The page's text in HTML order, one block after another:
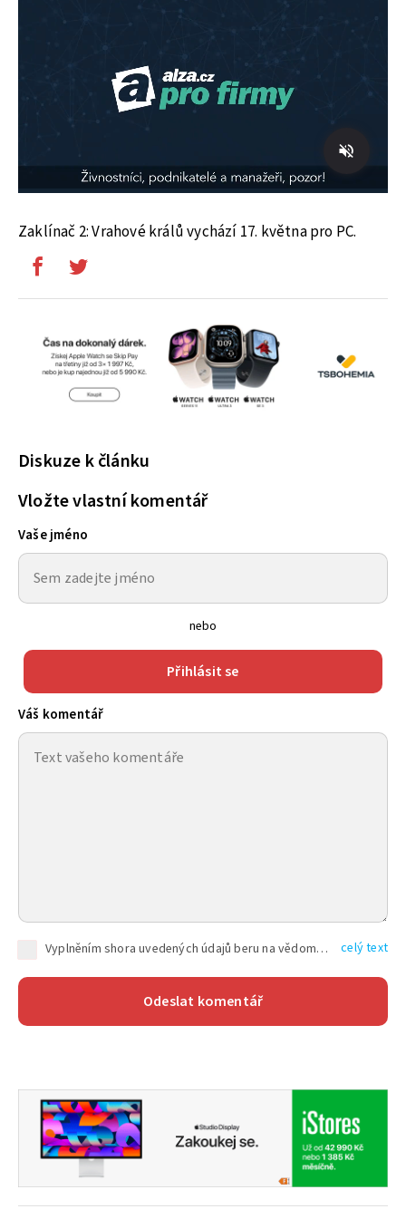
Zaklínač 2: Vrahové králů vychází 17. května pro PC.
Diskuze k článku
Vložte vlastní komentář
Vaše jméno
nebo
Přihlásit se
Váš komentář
Vyplněním shora uvedených údajů beru na vědomí, že společnost TEXT FACTORY s.r.o., sídlem Brno, Durďákova 336/29, Černá Pole, PSČ: 613 00, IČ: 06157831, zapsané u Krajského soudu v Brně, oddíl C, vložka 100399, bude zpracovávat mé osobní údaje uvedené v rámci mnou vyplněného registračního formuláře na základě oprávněných zájmů TEXT FACTORY s.r.o. dle čl. 6 odst. 1 písm. f) GDPR a pro splnění právních povinností (čl. 6 odst. 1 písm. c) GDPR), a to pro tyto účely: nezbytnost zajistit oprávnění návštěvníka webových stránek provozovaných společností TEXT FACTORY s.r.o. přispívat aktivně ke zveřejněným článkům nebo v rámci diskusních fór a výkon práv TEXT FACTORY s.r.o. jako administrátora těchto diskusních fór. Více informací o zpracování osobních údajů a právech lze nalézt v celý text